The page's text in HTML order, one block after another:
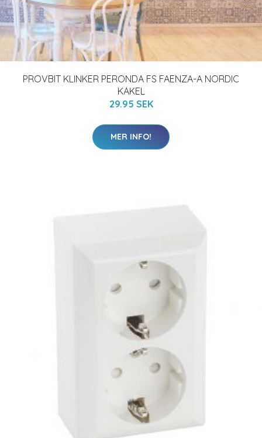
PROVBIT KLINKER PERONDA FS FAENZA-A NORDIC
KAKEL
29.95 SEK
MER INFO!